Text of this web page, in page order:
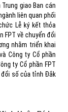
giao Ban cán
liên quan phối
Lễ ký kết thỏa
FPT về chuyển đổi
nhằm triển khai
Công ty Cổ phần
ty Cổ phần FPT
số của tỉnh Đắk